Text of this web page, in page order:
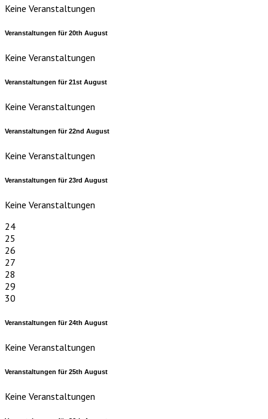
Keine Veranstaltungen
Veranstaltungen für20th August
Keine Veranstaltungen
Veranstaltungen für21st August
Keine Veranstaltungen
Veranstaltungen für22nd August
Keine Veranstaltungen
Veranstaltungen für23rd August
Keine Veranstaltungen
24
25
26
27
28
29
30
Veranstaltungen für24th August
Keine Veranstaltungen
Veranstaltungen für25th August
Keine Veranstaltungen